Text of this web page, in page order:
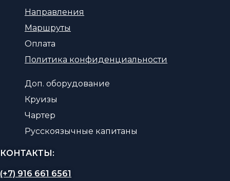
Направления
Маршруты
Оплата
Политика конфиденциальности
Доп. оборудование
Круизы
Чартер
Русскоязычные капитаны
КОНТАКТЫ:
(+7) 916 661 6561